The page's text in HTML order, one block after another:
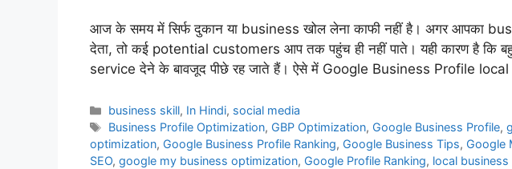
आज के समय में सिर्फ दुकान या business खोल लेना काफी नहीं है। अगर आपका
देता, तो कई potential customers आप तक पहुंच ही नहीं पाते। यही कारण है कि
service देने के बावजूद पीछे रह जाते हैं। ऐसे में Google Business Profile
Categories
business skill, In Hindi, social media
Tags
Business Profile Optimization, GBP Optimization, Google Business Profile,
optimization, Google Business Profile Ranking, Google Business Tips, Google
SEO, google my business optimization, Google Profile Ranking, local